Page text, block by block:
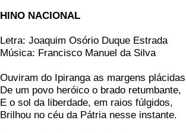
HINO NACIONAL
Letra: Joaquim Osório Duque Estrada
Música: Francisco Manuel da Silva
Ouviram do Ipiranga as margens plácidas
De um povo heróico o brado retumbante,
E o sol da liberdade, em raios fúlgidos,
Brilhou no céu da Pátria nesse instante.